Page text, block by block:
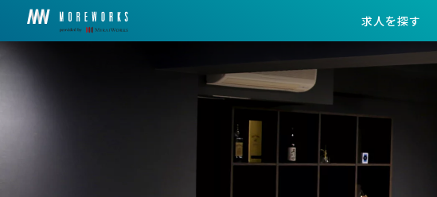
求人を探す